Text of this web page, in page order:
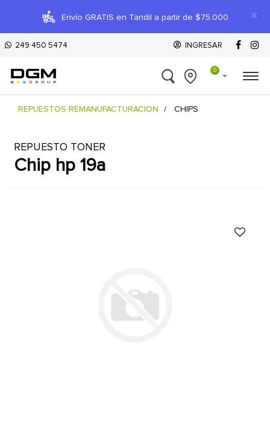
×
Envío GRATIS en Tandil a partir de $75.000
249 450 5474 INGRESAR
0
REPUESTOS REMANUFACTURACION CHIPS
REPUESTO TONER
chip hp 19a